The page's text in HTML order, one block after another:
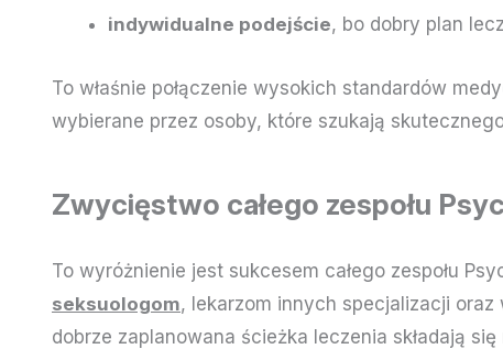
indywidualne podejście, bo dobry plan
To właśnie połączenie wysokich standardów
wybierane przez osoby, które szukają
Zwycięstwo całego zespołu
To wyróżnienie jest sukcesem całego zespołu
seksuologom, lekarzom innych specjalizacji
dobrze zaplanowana ścieżka leczenia składają